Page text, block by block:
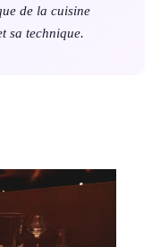
de la cuisine
sa technique.